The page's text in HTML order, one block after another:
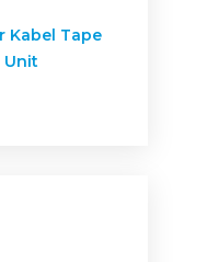
Kabel Tape
Unit